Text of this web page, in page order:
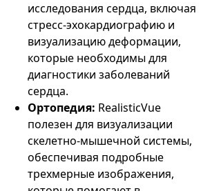
исследования сердца, включая
стресс-эхокардиографию и
визуализацию деформации,
которые необходимы для
диагностики заболеваний
сердца.
Ортопедия: RealisticVue
полезен для визуализации
скелетно-мышечной системы,
обеспечивая подробные
трехмерные изображения,